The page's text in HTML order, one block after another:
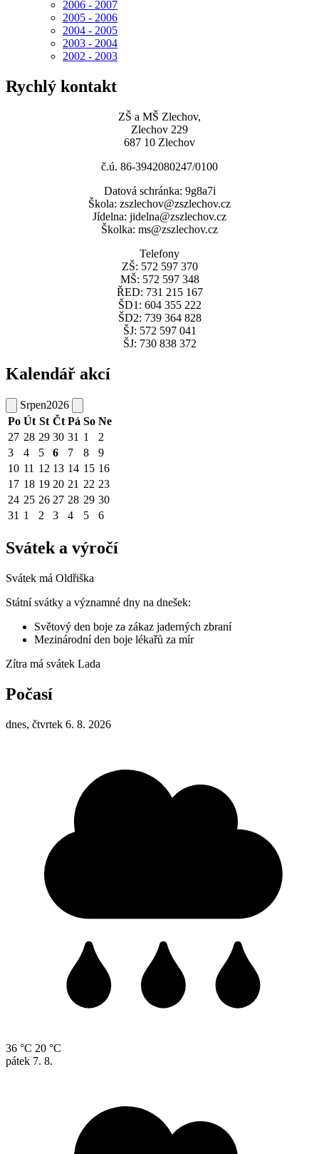
2006 - 2007
2005 - 2006
2004 - 2005
2003 - 2004
2002 - 2003
Rychlý kontakt
ZŠ a MŠ Zlechov,
Zlechov 229
687 10 Zlechov
č.ú. 86-3942080247/0100
Datová schránka: 9g8a7i
Škola: zszlechov@zszlechov.cz
Jídelna: jidelna@zszlechov.cz
Školka: ms@zszlechov.cz
Telefony
ZŠ: 572 597 370
MŠ: 572 597 348
ŘED: 731 215 167
ŠD1: 604 355 222
ŠD2: 739 364 828
ŠJ: 572 597 041
ŠJ: 730 838 372
Kalendář akcí
Srpen2026
Po Út St Čt Pá So Ne
27 28 29 30 31 1
2
3
4 5 6 7 8
9
10 11 12 13 14 15 16
17 18 19 20 21 22 23
24 25 26 27 28 29 30
31 1 2 3 4 5 6
Svátek a výročí
Svátek má Oldřiška
Státní svátky a významné dny na dnešek:
Světový den boje za zákaz jaderných zbraní
Mezinárodní den boje lékařů za mír
Zítra má svátek Lada
Počasí
dnes, čtvrtek 6. 8. 2026
36 °C 20 °C
pátek 7. 8.